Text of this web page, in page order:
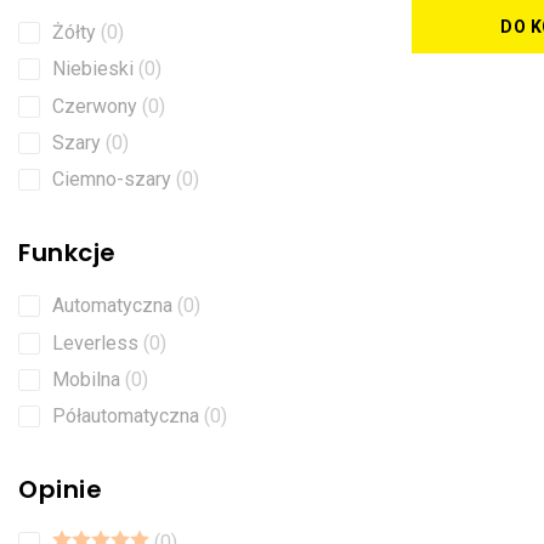
DO
Żółty 0
Niebieski 0
Czerwony 0
Szary 0
Ciemno-szary 0
Funkcje
Automatyczna 0
Leverless 0
Mobilna 0
Półautomatyczna 0
Opinie